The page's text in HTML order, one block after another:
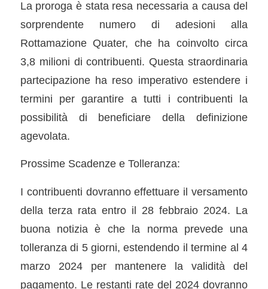
La proroga è stata resa necessaria a causa del
sorprendente numero di adesioni alla
Rottamazione Quater, che ha coinvolto circa
3,8 milioni di contribuenti. Questa straordinaria
partecipazione ha reso imperativo estendere i
termini per garantire a tutti i contribuenti la
possibilità di beneficiare della definizione
agevolata.
Prossime Scadenze e Tolleranza:
I contribuenti dovranno effettuare il versamento
della terza rata entro il 28 febbraio 2024. La
buona notizia è che la norma prevede una
tolleranza di 5 giorni, estendendo il termine al 4
marzo 2024 per mantenere la validità del
pagamento. Le restanti rate del 2024 dovranno